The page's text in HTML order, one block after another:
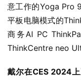
意工作的Yoga Pro
平板电脑模式的
商务AI PC
ThinkCentre neo
戴尔在CES 2024